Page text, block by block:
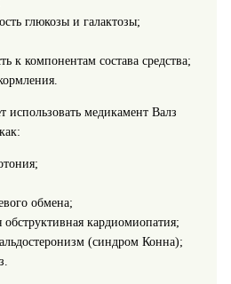
глюкозы и галактозы;
к компонентам состава средства;
использовать медикамент Валз
обмена;
обструктивная кардиомиопатия;
(синдром Конна);